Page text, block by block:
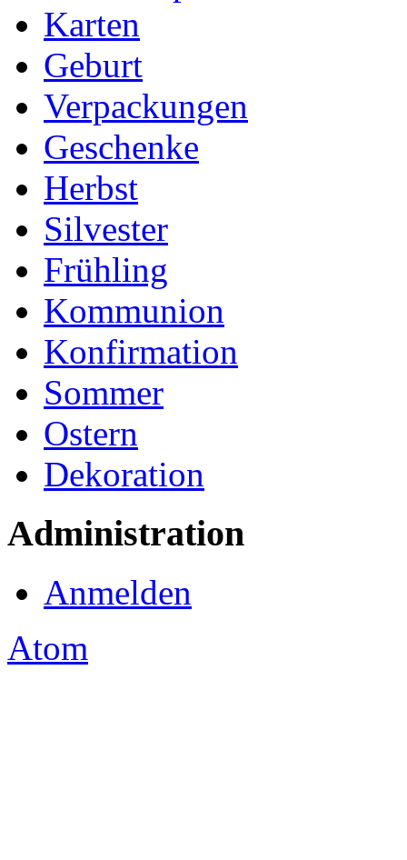
Karten
Geburt
Verpackungen
Geschenke
Herbst
Silvester
Frühling
Kommunion
Konfirmation
Sommer
Ostern
Dekoration
Administration
Anmelden
Atom